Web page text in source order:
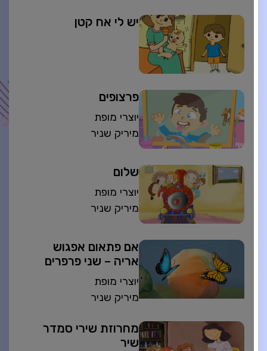
יש לי אח קטן
פרצופים
יוצרי מופת
מיריק שניר
שלום
יוצרי מופת
מיריק שניר
אם פתאום אפגוש
אריה – שני פרפרים
יוצרי מופת
מיריק שניר
מחרוזת שירי סמדר
שיר